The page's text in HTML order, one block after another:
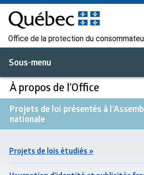
Office de la protection du
Sous-menu
À propos de l’Office
Projets de loi présentés à
nationale
Projets de lois étudiés »